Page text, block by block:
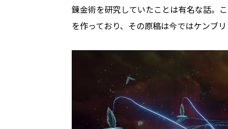
錬金術を研究していたことは有名な話。
を作っており、その原稿は今ではケンブ